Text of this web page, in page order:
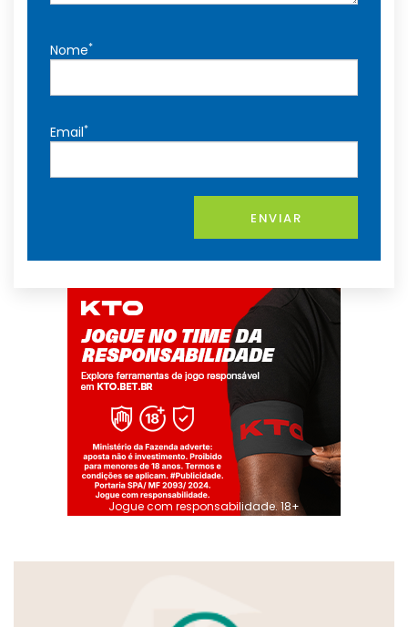
Nome*
Email*
ENVIAR
Jogue com responsabilidade. 18+